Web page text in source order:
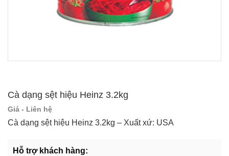
Cà dạng sệt hiệu Heinz 3.2kg
Giá - Liên hệ
Cà dạng sệt hiệu Heinz 3.2kg – Xuất xứ: USA
Hỗ trợ khách hàng: